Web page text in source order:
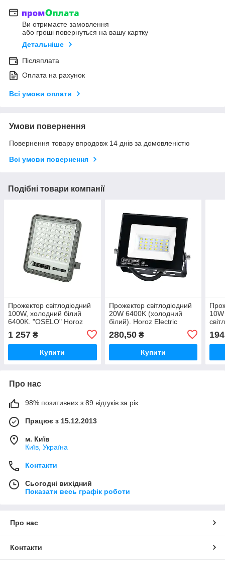
Ви отримаєте замовлення
або гроші повернуться на вашу картку
Детальніше
Післяплата
Оплата на рахунок
Всі умови оплати
Умови повернення
Повернення товару впродовж 14 днів за домовленістю
Всі умови повернення
Подібні товари компанії
Прожектор світлодіодний
100W, холодний білий
6400K. "OSELO" Horoz
1 257 ₴
Купити
Прожектор світлодіодний
20W 6400K (холодний
білий). Horoz Electric
280,50₴
Купити
Про нас
98% позитивних з 89 відгуків за рік
Працює з 15.12.2013
м. Київ
Київ, Україна
Контакти
Сьогодні вихідний
Показати весь графік роботи
Про нас
Контакти